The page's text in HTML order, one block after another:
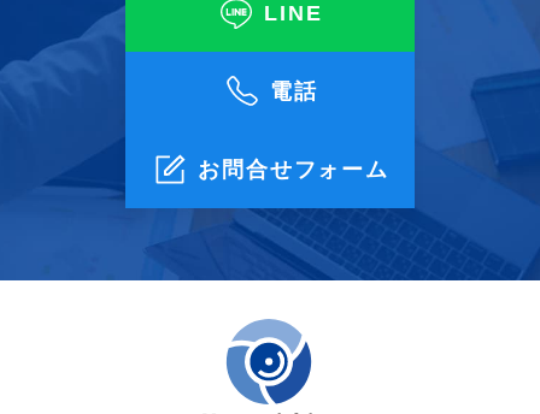
LINE
電話
お問合せフォーム